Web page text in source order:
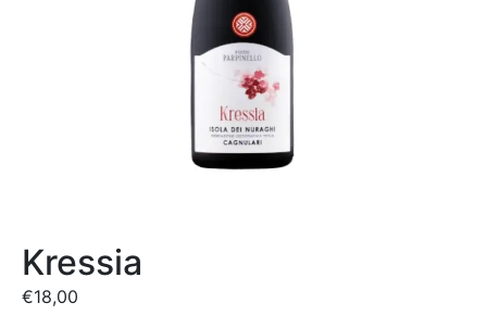
Kressia
€18,00